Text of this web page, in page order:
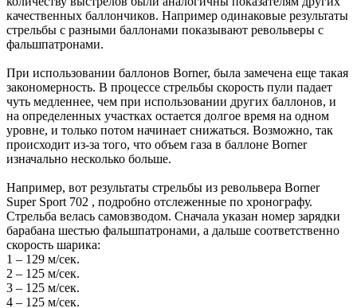
качественных баллончиков. Например одинаковые результаты
стрельбы с разными баллонами показывают револьверы с
фальшпатронами.
При использовании баллонов Borner, была замечена еще такая
закономерность. В процессе стрельбы скорость пули падает
чуть медленнее, чем при использовании других баллонов, и
на определенных участках остается долгое время на одном
уровне, и только потом начинает снижаться. Возможно, так
происходит из-за того, что объем газа в баллоне Borner
изначально несколько больше.
Например, вот результаты стрельбы из револьвера Borner
Super Sport 702 , подробно отслеженные по хронографу.
Стрельба велась самовзводом. Сначала указан номер зарядки
барабана шестью фальшпатронами, а дальше соответственно
скорость шарика:
1 – 129 м/сек.
2 – 125 м/сек.
3 – 125 м/сек.
4 – 125 м/сек.